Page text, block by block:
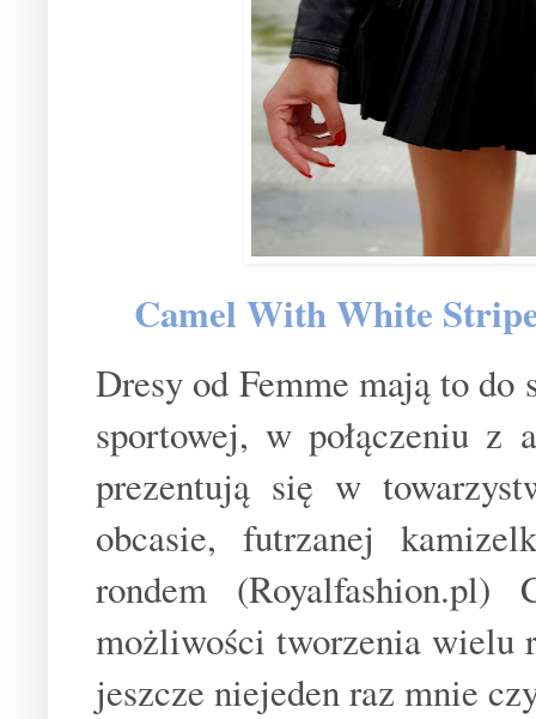
Camel With White
Dresy od Femme mają to
sportowej, w połączeniu z
prezentują się w
obcasie, futrzanej
rondem
możliwości tworzenia wielu
jeszcze niejeden raz mnie